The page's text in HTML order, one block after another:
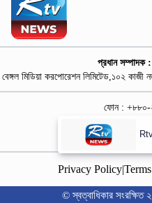
প্রধান সম্পাদক
বেঙ্গল মিডিয়া করপোরেশন লিমিটেড,১০২
ফোন : +৮৮০-
নিউজ রুম :
বিজ্ঞাপন :
Privacy Policy|
© স্বত্বাধিকার